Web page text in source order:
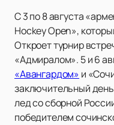
С 3 по 8 августа
Hockey Open»,
Откроет турнир
«Адмиралом». 5 и 6
«Авангардом» и
заключительный
лед со сборной
победителем